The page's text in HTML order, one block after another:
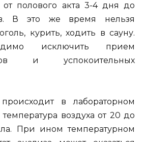
от полового акта 3-4 дня до
В это же время нельзя
курить, ходить в сауну.
исключить прием
и успокоительных
в лабораторном
воздуха от 20 до
При ином температурном